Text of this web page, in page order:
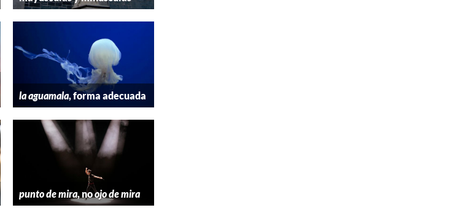
la aguamala, forma adecuada
punto de mira, noojo de mira